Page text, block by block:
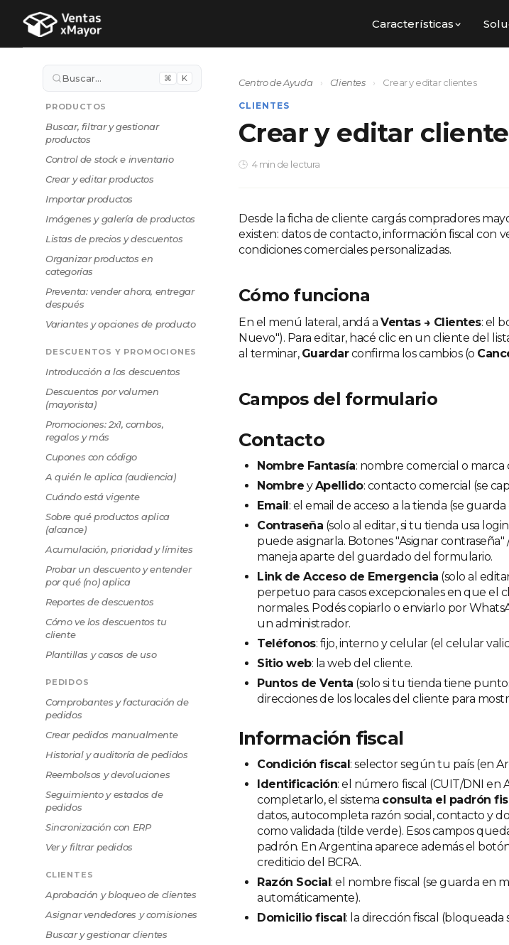
Características
Buscar… ⌘ K
PRODUCTOS
Buscar, filtrar y gestionar
productos
Control de stock e inventario
Crear y editar productos
Importar productos
Imágenes y galería de productos
Listas de precios y descuentos
Organizar productos en
categorías
Preventa: vender ahora, entregar
después
Variantes y opciones de producto
DESCUENTOS Y PROMOCIONES
Introducción a los descuentos
Descuentos por volumen
(mayorista)
Promociones: 2x1, combos,
regalos y más
Cupones con código
A quién le aplica (audiencia)
Cuándo está vigente
Sobre qué productos aplica
(alcance)
Acumulación, prioridad y límites
Probar un descuento y entender
por qué (no) aplica
Reportes de descuentos
Cómo ve los descuentos tu
cliente
Plantillas y casos de uso
PEDIDOS
Comprobantes y facturación de
pedidos
Crear pedidos manualmente
Historial y auditoría de pedidos
Reembolsos y devoluciones
Seguimiento y estados de
pedidos
Sincronización con ERP
Ver y filtrar pedidos
CLIENTES
Aprobación y bloqueo de clientes
Asignar vendedores y comisiones
Buscar y gestionar clientes
Centro de Ayuda › Clientes › Crear y editar clientes
CLIENTES
Crear y editar
4 min de lectura
Desde la ficha de cliente cargás compradores
existen: datos de contacto, información fiscal con
condiciones comerciales personalizadas.
Cómo funciona
En el menú lateral, andá aVentas → Clientes: el
Nuevo"). Para editar, hacé clic en un cliente del
al terminar, Guardarconfirma los cambios (o
Campos del formulario
Contacto
Nombre Fantasía: nombre comercial o marca
Nombre yApellido: contacto comercial (se
Email: el email de acceso a la tienda (se
Contraseña (solo al editar, si tu tienda usa
puede asignarla. Botones "Asignar contraseña"
maneja aparte del guardado del formulario.
Link de Acceso de Emergencia (solo al
perpetuo para casos excepcionales en que el
normales. Podés copiarlo o enviarlo por
un administrador.
Teléfonos: fijo, interno y celular (el celular
Sitio web: la web del cliente.
Puntos de Venta (solo si tu tienda tiene
direcciones de los locales del cliente para
Información fiscal
Condición fiscal: selector según tu país (en
Identificación: el número fiscal (CUIT/DNI en
completarlo, el sistema consulta el padrón
datos, autocompleta razón social, contacto y
como validada (tilde verde). Esos campos
padrón. En Argentina aparece además el
crediticio del BCRA.
Razón Social: el nombre fiscal (se guarda en
automáticamente).
Domicilio fiscal: la dirección fiscal